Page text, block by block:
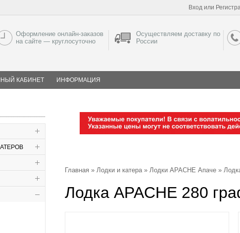
Вход или
Оформление онлайн-заказов
на сайте — круглосуточно
Осуществляем доставку по
России
КАБИНЕТ ИНФОРМАЦИЯ
Главная » Лодки и катера» Лодки APACHE Апаче »
Лодка APACHE 280